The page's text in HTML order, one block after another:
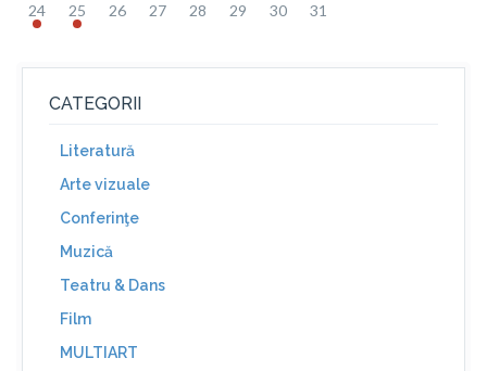
24 25 26 27 28 29 30 31
CATEGORII
Literatură
Arte vizuale
Conferinţe
Muzică
Teatru & Dans
Film
MULTIART